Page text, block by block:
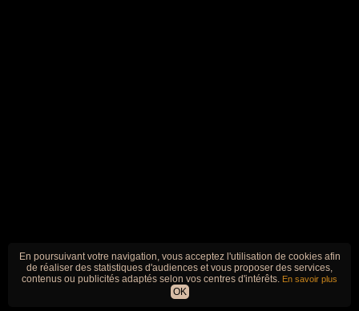
En poursuivant votre navigation, vous acceptez l'utilisation de cookies afin
de réaliser des statistiques d'audiences et vous proposer des services,
contenus ou publicités adaptés selon vos centres d'intérêts. En savoir plus
OK